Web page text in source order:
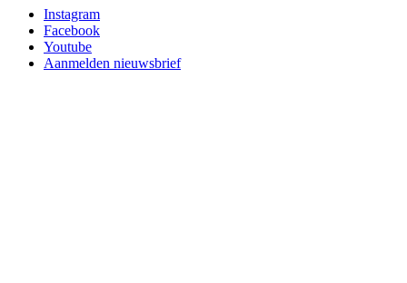
Instagram
Facebook
Youtube
Aanmelden nieuwsbrief